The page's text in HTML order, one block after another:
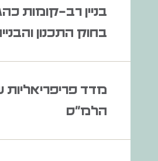
בניין רב-קומות
בחוק התכנון
מדד פריפריאליות
הלמ"ס